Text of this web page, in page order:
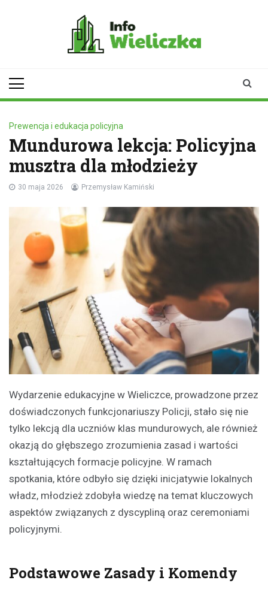
Prewencja i edukacja policyjna
Mundurowa lekcja: Policyjna
musztra dla młodzieży
30 maja 2026 Przemysław Kamiński
Wydarzenie edukacyjne w Wieliczce, prowadzone przez
doświadczonych funkcjonariuszy Policji, stało się nie
tylko lekcją dla uczniów klas mundurowych, ale również
okazją do głębszego zrozumienia zasad i wartości
kształtujących formacje policyjne. W ramach
spotkania, które odbyło się dzięki inicjatywie lokalnych
władz, młodzież zdobyła wiedzę na temat kluczowych
aspektów związanych z dyscypliną oraz ceremoniami
policyjnymi.
Podstawowe Zasady i Komendy